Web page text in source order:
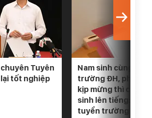
Tuyên
tốt nghiệp
Nam sinh cùng lúc
trường ĐH, phụ
kịp mừng thì cơ
sinh lên tiếng: "Em
tuyển trường nào"